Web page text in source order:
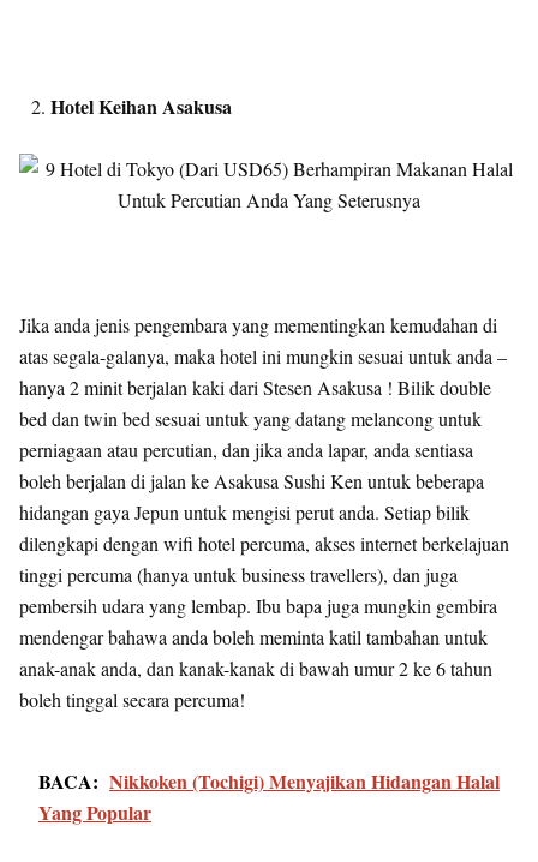
Hotel Keihan Asakusa
Jika anda jenis pengembara yang mementingkan kemudahan di
atas segala-galanya, maka hotel ini mungkin sesuai untuk anda –
hanya 2 minit berjalan kaki dari Stesen Asakusa ! Bilik double
bed dan twin bed sesuai untuk yang datang melancong untuk
perniagaan atau percutian, dan jika anda lapar, anda sentiasa
boleh berjalan di jalan ke Asakusa Sushi Ken untuk beberapa
hidangan gaya Jepun untuk mengisi perut anda. Setiap bilik
dilengkapi dengan wifi hotel percuma, akses internet berkelajuan
tinggi percuma (hanya untuk business travellers), dan juga
pembersih udara yang lembap. Ibu bapa juga mungkin gembira
mendengar bahawa anda boleh meminta katil tambahan untuk
anak-anak anda, dan kanak-kanak di bawah umur 2 ke 6 tahun
boleh tinggal secara percuma!
BACA: Nikkoken (Tochigi) Menyajikan Hidangan Halal
Yang Popular